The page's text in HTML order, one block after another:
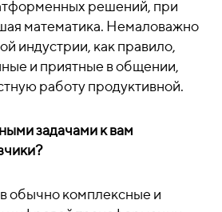
решений, при
математика. Немаловажно
индустрии, как правило,
и приятные в общении,
работу продуктивной.
задачами к вам
обычно комплексные и